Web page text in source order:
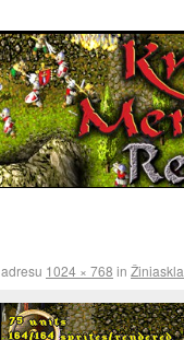
adresu 1024 × 768 in